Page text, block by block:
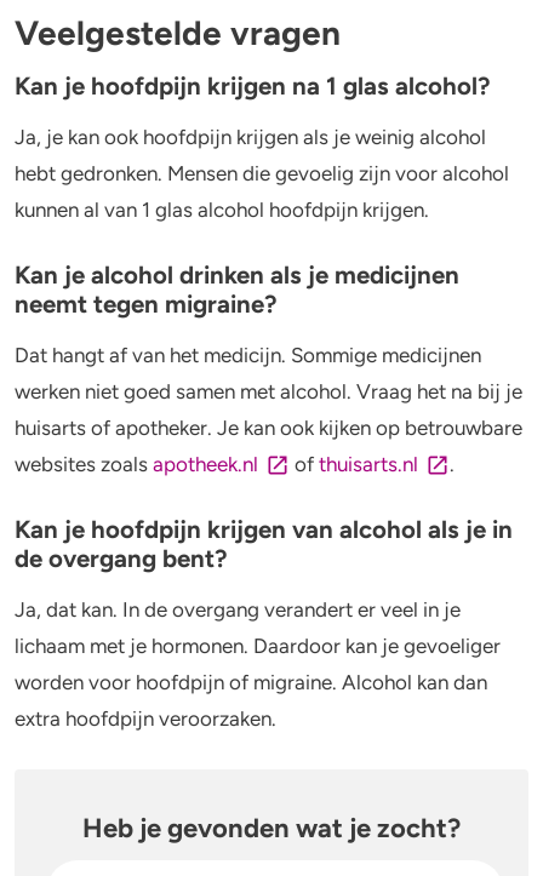
Veelgestelde vragen
Kan je hoofdpijn krijgen na 1 glas alcohol?
Ja, je kan ook hoofdpijn krijgen als je weinig alcohol
hebt gedronken. Mensen die gevoelig zijn voor alcohol
kunnen al van 1 glas alcohol hoofdpijn krijgen.
Kan je alcohol drinken als je medicijnen
neemt tegen migraine?
Dat hangt af van het medicijn. Sommige medicijnen
werken niet goed samen met alcohol. Vraag het na bij je
huisarts of apotheker. Je kan ook kijken op betrouwbare
websites zoals apotheek.nl of thuisarts.nl .
Kan je hoofdpijn krijgen van alcohol als je in
de overgang bent?
Ja, dat kan. In de overgang verandert er veel in je
lichaam met je hormonen. Daardoor kan je gevoeliger
worden voor hoofdpijn of migraine. Alcohol kan dan
extra hoofdpijn veroorzaken.
Heb je gevonden wat je zocht?